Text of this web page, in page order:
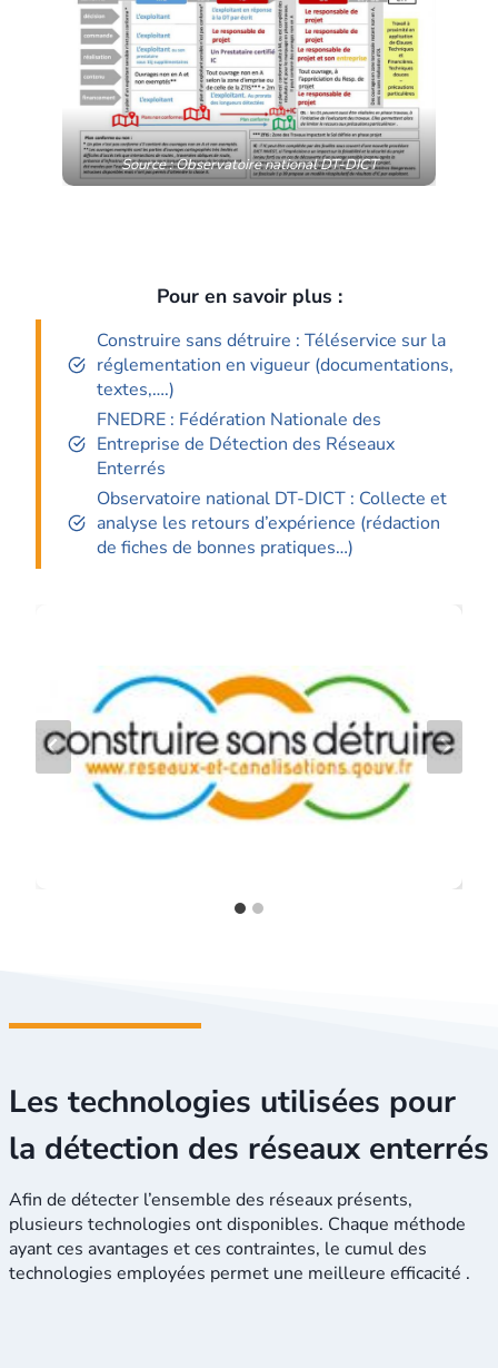
Source : Observatoire national DT-DICT
Pour en savoir plus :
Construire sans détruire : Téléservice sur la
réglementation en vigueur (documentations,
textes,….)
FNEDRE : Fédération Nationale des
Entreprise de Détection des Réseaux
Enterrés
Observatoire national DT-DICT : Collecte et
analyse les retours d’expérience (rédaction
de fiches de bonnes pratiques…)
Les technologies utilisées pour
la détection des réseaux enterrés
Afin de détecter l’ensemble des réseaux présents,
plusieurs technologies ont disponibles. Chaque méthode
ayant ces avantages et ces contraintes, le cumul des
technologies employées permet une meilleure efficacité .